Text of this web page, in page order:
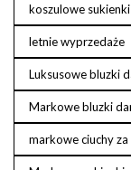
koszulowe sukienki
letnie wyprzedaże
Luksusowe bluzki
Markowe bluzki
markowe ciuchy za